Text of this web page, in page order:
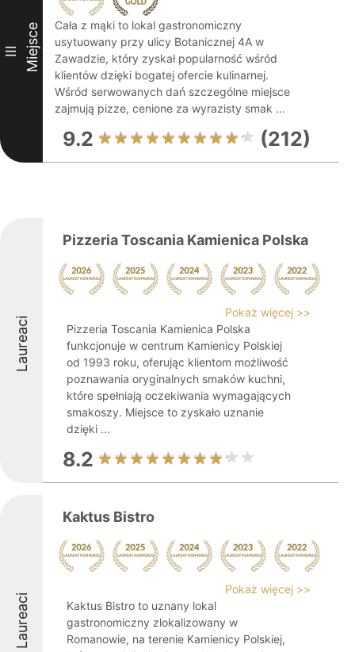
III Miejsce
Cała z mąki to lokal gastronomiczny
usytuowany przy ulicy Botanicznej 4A w
Zawadzie, który zyskał popularność wśród
klientów dzięki bogatej ofercie kulinarnej.
Wśród serwowanych dań szczególne miejsce
zajmują pizze, cenione za wyrazisty smak ...
9.2 (212)
Laureaci
Pizzeria Toscania Kamienica Polska
Pokaż więcej >>
Pizzeria Toscania Kamienica Polska
funkcjonuje w centrum Kamienicy Polskiej
od 1993 roku, oferując klientom możliwość
poznawania oryginalnych smaków kuchni,
które spełniają oczekiwania wymagających
smakoszy. Miejsce to zyskało uznanie
dzięki ...
8.2
Laureaci
Kaktus Bistro
Pokaż więcej >>
Kaktus Bistro to uznany lokal
gastronomiczny zlokalizowany w
Romanowie, na terenie Kamienicy Polskiej,